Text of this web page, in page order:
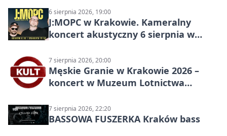
6 sierpnia 2026, 19:00
J:МОРС w Krakowie. Kameralny
koncert akustyczny 6 sierpnia w
7 sierpnia 2026, 20:00
Męskie Granie w Krakowie 2026 –
koncert w Muzeum Lotnictwa
7 sierpnia 2026, 22:20
BASSOWA FUSZERKA Kraków bass